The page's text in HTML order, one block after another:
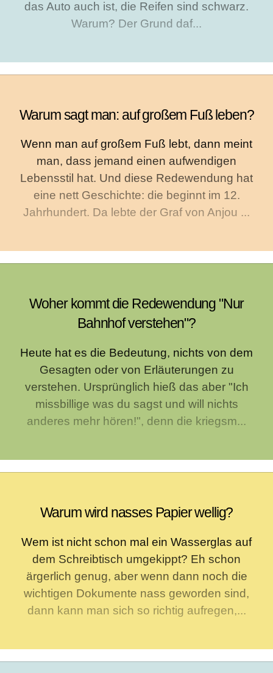
das Auto auch ist, die Reifen sind schwarz.
Warum? Der Grund daf...
Warum sagt man: auf großem Fuß leben?
Wenn man auf großem Fuß lebt, dann meint
man, dass jemand einen aufwendigen
Lebensstil hat. Und diese Redewendung hat
eine nett Geschichte: die beginnt im 12.
Jahrhundert. Da lebte der Graf von Anjou ...
Woher kommt die Redewendung "Nur
Bahnhof verstehen"?
Heute hat es die Bedeutung, nichts von dem
Gesagten oder von Erläuterungen zu
verstehen. Ursprünglich hieß das aber "Ich
missbillige was du sagst und will nichts
anderes mehr hören!", denn die kriegsm...
Warum wird nasses Papier wellig?
Wem ist nicht schon mal ein Wasserglas auf
dem Schreibtisch umgekippt? Eh schon
ärgerlich genug, aber wenn dann noch die
wichtigen Dokumente nass geworden sind,
dann kann man sich so richtig aufregen,...